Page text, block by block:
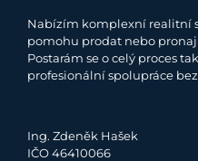
Nabízím komplexní realitní
pomohu prodat nebo
Postarám se o celý proces
profesionální spolupráce
Ing. Zdeněk Hašek
IČO 46410066